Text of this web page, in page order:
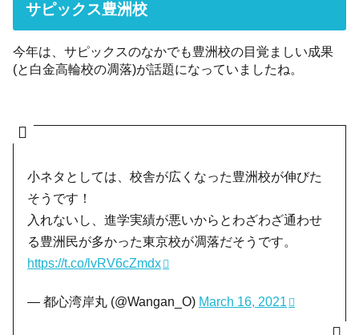
サピックス豊洲校
今年は、サピックスのなかでも豊洲校の目覚ましい成果
(と白金高輪校の凋落)が話題になっていましたね。
小ネタとしては、校舎が広くなった豊洲校が伸びた
そうです！
入れないし、進学実績が悪いからとわざわざ通わせ
る豊洲民が多かった東京校が凋落だそうです。
https://t.co/lvRV6cZmdx
— 都心湾岸丸 (@Wangan_O) March 16, 2021